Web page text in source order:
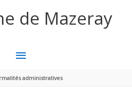
de Mazeray
MENU
PRINCIPAL
administratives